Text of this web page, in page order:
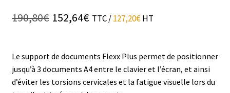
190,80€ Le
prix
initial
152,64€Le
prix
actuel
TTC /127,20€HT
Le support de documents Flexx Plus permet de positionner
jusqu’à 3 documents A4 entre le clavier et l’écran, et ainsi
d’éviter les torsions cervicales et la fatigue visuelle lors du